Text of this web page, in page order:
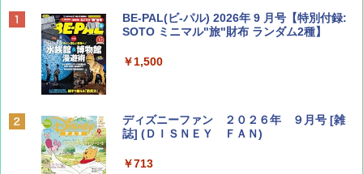
BE-PAL(ビ-パル) 2026年 9 月号【特別付録:
SOTO ミニマル"旅"財布 ランダム2種】
￥1,500
ディズニーファン ２０２６年 ９月号 [雑
誌] (ＤＩＳＮＥＹ ＦＡＮ)
￥713